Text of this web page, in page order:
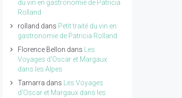
du vin en gastronomie de Patricia
Rolland
rolland dans Petit traité du vin en
gastronomie de Patricia Rolland
Florence Bellon dans
Les
Voyages d'Oscar et Margaux
dans les Alpes
Tamarra dans
Les Voyages
d'Oscar et Margaux dans les